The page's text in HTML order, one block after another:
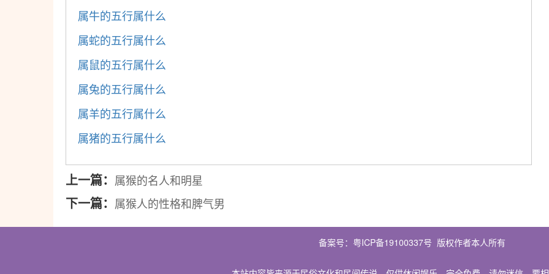
属牛的五行属什么
属蛇的五行属什么
属鼠的五行属什么
属兔的五行属什么
属羊的五行属什么
属猪的五行属什么
上一篇： 属猴的名人和明星
下一篇： 属猴人的性格和脾气男
备案号： 粤ICP备19100337号 版权作者本人所有